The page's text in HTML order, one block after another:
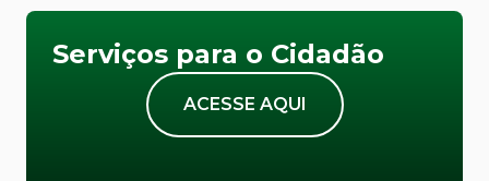
Serviços para o Cidadão
ACESSE AQUI